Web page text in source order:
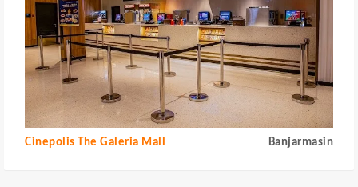
Cinepolis The Galeria Mall Banjarmasin